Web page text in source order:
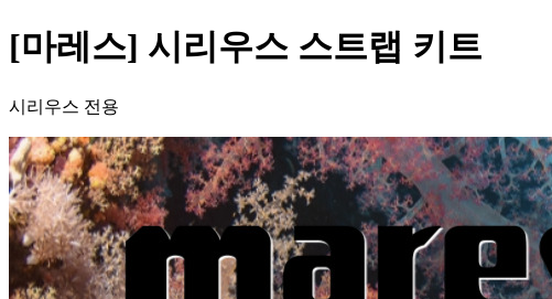
[마레스] 시리우스 스트랩 키트
시리우스 전용